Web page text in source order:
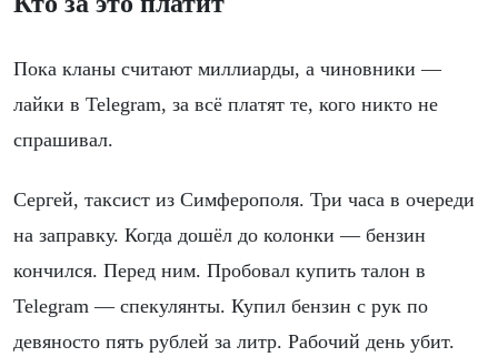
Пока кланы считают миллиарды, а чиновники —
лайки в Telegram, за всё платят те, кого никто не
спрашивал.
Сергей, таксист из Симферополя. Три часа в очереди
на заправку. Когда дошёл до колонки — бензин
кончился. Перед ним. Пробовал купить талон в
Telegram — спекулянты. Купил бензин с рук по
девяносто пять рублей за литр. Рабочий день убит.